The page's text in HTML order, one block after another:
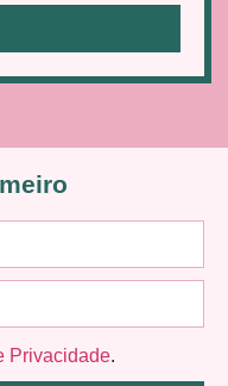
Privacidade